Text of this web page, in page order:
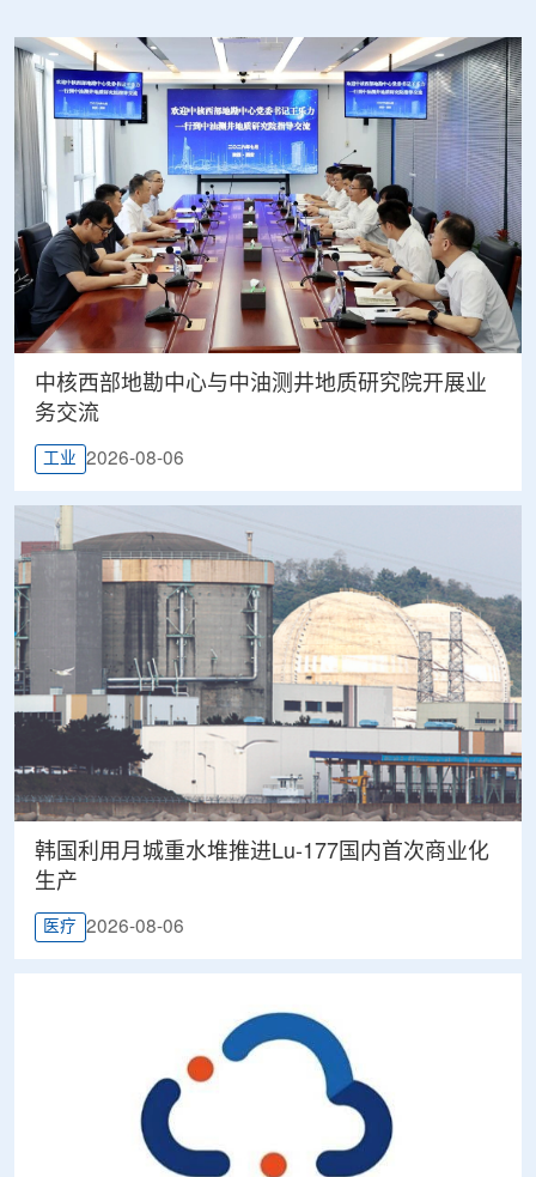
中核西部地勘中心与中油测井地质研究院开展业
务交流
工业 2026-08-06
韩国利用月城重水堆推进Lu-177国内首次商业化
生产
医疗 2026-08-06